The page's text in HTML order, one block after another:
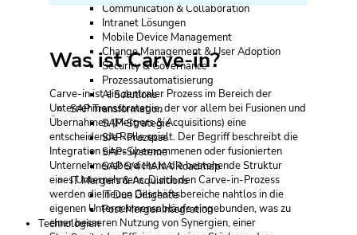
Communication & Collaboration
Intranet Lösungen
Mobile Device Management
Change Management & User Adoption
Security & Governance
Prozessautomatisierung
AI Solutions
SAP Transformation
SAP-Strategie
SAP-Prozesse
SAP-Systeme
SAP S/4 HANA Roadmap
IT Mergers & Acquisitions
IT Due Diligence
Post Merger Integration
Technologien
Was ist Carve-in?
Carve-in ist ein zentraler Prozess im Bereich der
Unternehmensstrategie, der vor allem bei Fusionen und
Übernahmen (Mergers & Acquisitions) eine
entscheidende Rolle spielt. Der Begriff beschreibt die
Integration eines übernommenen oder fusionierten
Unternehmensbereichs in die bestehende Struktur
eines Unternehmens. Durch den Carve-in-Prozess
werden die neuen Geschäftsbereiche nahtlos in die
eigenen Unternehmensabläufe eingebunden, was zu
einer besseren Nutzung von Synergien, einer